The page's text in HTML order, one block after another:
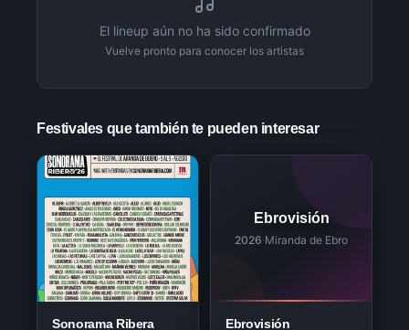
El lineup aún no ha sido confirmado
Vuelve pronto para conocer los artistas
Festivales que también te pueden interesar
Sonorama Ribera
Ebrovisión
2026·Miranda de Ebro
Ebrovisión